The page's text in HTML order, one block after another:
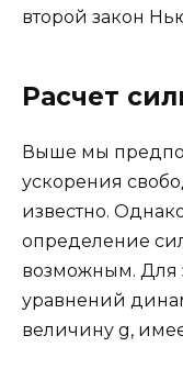
второй закон
Расчет
Выше мы
ускорения
известно.
определение
возможным. Для
уравнений
величину g,